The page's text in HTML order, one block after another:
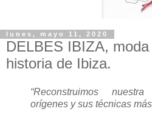
lunes, mayo 11, 2020
DELBES IBIZA,
historia de Ibiza.
“Reconstruimos
orígenes y sus técnicas